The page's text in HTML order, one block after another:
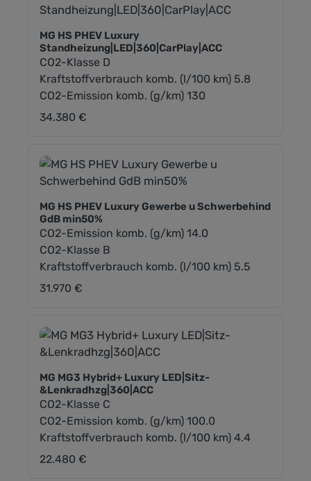
MG HS PHEV Luxury
Standheizung|LED|360|CarPlay|ACC
CO2-Klasse D
Kraftstoffverbrauch komb. (l/100 km) 5.8
CO2-Emission komb. (g/km) 130
Regulärer Preis:
34.380 €
MG HS PHEV Luxury Gewerbe u Schwerbehind
GdB min50%
CO2-Emission komb. (g/km) 14.0
CO2-Klasse B
Kraftstoffverbrauch komb. (l/100 km) 5.5
Regulärer Preis:
31.970 €
MG MG3 Hybrid+ Luxury LED|Sitz-
&Lenkradhzg|360|ACC
CO2-Klasse C
CO2-Emission komb. (g/km) 100.0
Kraftstoffverbrauch komb. (l/100 km) 4.4
Regulärer Preis:
22.480 €